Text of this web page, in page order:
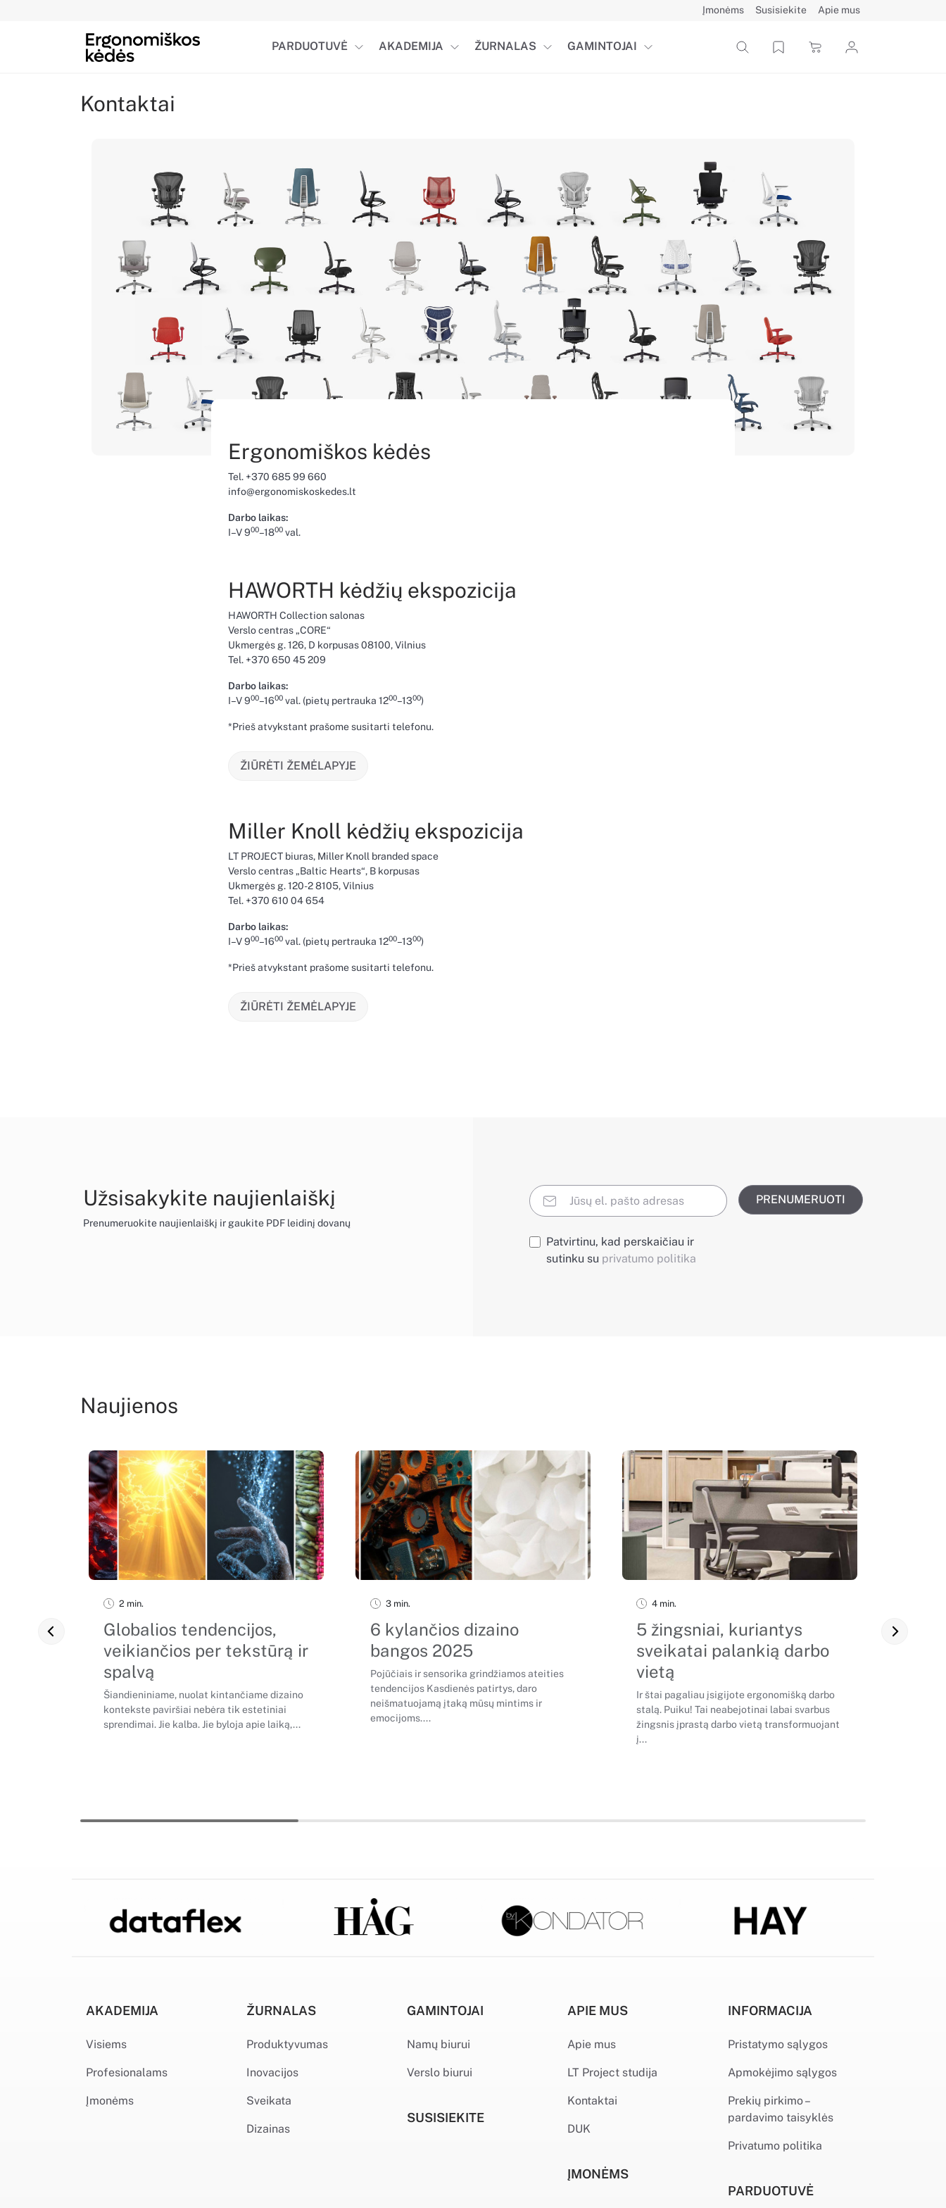
Įmonėms Susisiekite Apie mus
PARDUOTUVĖ AKADEMIJA ŽURNALAS GAMINTOJAI
Kontaktai
Ergonomiškos kėdės
Tel. +370 685 99 660
info@ergonomiskoskedes.lt
Darbo laikas:
I–V 900–1800 val.
HAWORTH kėdžių ekspozicija
HAWORTH Collection salonas
Verslo centras „CORE“
Ukmergės g. 126, D korpusas 08100, Vilnius
Tel. +370 650 45 209
Darbo laikas:
I–V 900–1600 val. (pietų pertrauka 1200–1300)
*Prieš atvykstant prašome susitarti telefonu.
ŽIŪRĖTI ŽEMĖLAPYJE
Miller Knoll kėdžių ekspozicija
LT PROJECT biuras, Miller Knoll branded space
Verslo centras „Baltic Hearts“, B korpusas
Ukmergės g. 120-2 8105, Vilnius
Tel. +370 610 04 654
Darbo laikas:
I–V 900–1600 val. (pietų pertrauka 1200–1300)
*Prieš atvykstant prašome susitarti telefonu.
ŽIŪRĖTI ŽEMĖLAPYJE
Užsisakykite naujienlaiškį
Prenumeruokite naujienlaiškį ir gaukite PDF leidinį dovanų
Patvirtinu, kad perskaičiau ir
sutinku su privatumo politika
PRENUMERUOTI
Naujienos
2 min.
Globalios tendencijos,
veikiančios per tekstūrą ir
spalvą
Šiandieniniame, nuolat kintančiame dizaino
kontekste paviršiai nebėra tik estetiniai
sprendimai. Jie kalba. Jie byloja apie laiką,...
3 min.
6 kylančios dizaino
bangos 2025
Pojūčiais ir sensorika grindžiamos ateities
tendencijos Kasdienės patirtys, daro
neišmatuojamą įtaką mūsų mintims ir
emocijoms....
4 min.
5 žingsniai, kuriantys
sveikatai palankią darbo
vietą
Ir štai pagaliau įsigijote ergonomišką darbo
stalą. Puiku! Tai neabejotinai labai svarbus
žingsnis įprastą darbo vietą transformuojant
į...
INFORMACIJA
Pristatymo sąlygos
Apmokėjimo sąlygos
Prekių pirkimo –
pardavimo taisyklės
Privatumo politika
APIE MUS
Apie mus
LT Project studija
Kontaktai
DUK
GAMINTOJAI
Namų biurui
Verslo biurui
ŽURNALAS
Produktyvumas
Inovacijos
Sveikata
Dizainas
AKADEMIJA
Visiems
Profesionalams
Įmonėms
PARDUOTUVĖ
ĮMONĖMS
SUSISIEKITE